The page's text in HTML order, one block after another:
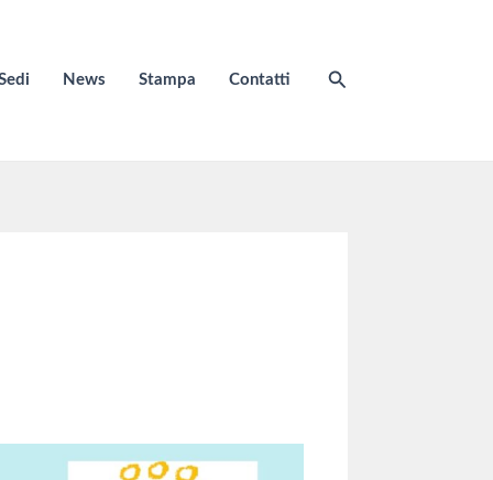
News Stampa Contatti Cerca